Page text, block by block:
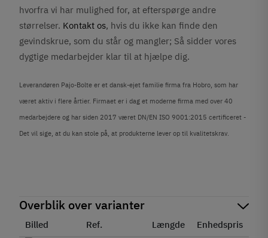
hvorfra vi har mulighed for, at efterspørge andre
størrelser. Kontakt os, hvis du ikke kan finde den
gevindskrue, som du står og mangler; Så sidder vores
dygtige medarbejder klar til at hjælpe dig.
Leverandøren Pajo-Bolte er et dansk-ejet familie firma fra Hobro, som har
været aktiv i flere årtier. Firmaet er i dag et moderne firma med over 40
medarbejdere og har siden 2017 været DN/EN ISO 9001:2015 certificeret -
Det vil sige, at du kan stole på, at produkterne lever op til kvalitetskrav.
Overblik over varianter
Billed Ref. Længde Enhedspris